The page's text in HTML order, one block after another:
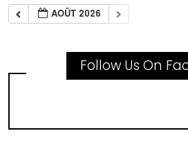
AOÛT 2026
Follow Us On